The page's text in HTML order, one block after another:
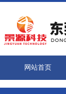
网站首页